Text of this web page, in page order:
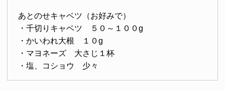
あとのせキャベツ（お好みで）
・千切りキャベツ ５０～１００g
・かいわれ大根 １０g
・マヨネーズ 大さじ１杯
・塩、コショウ 少々